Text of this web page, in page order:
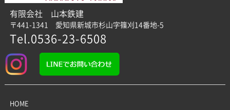
有限会社 山本鉄建
〒441-1341 愛知県新城市杉山字篠刈14番地-5
Tel.0536-23-6508
HOME